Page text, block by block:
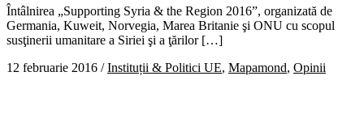
Întâlnirea „Supporting Syria & the Region 2016”, organizată de
Germania, Kuweit, Norvegia, Marea Britanie şi ONU cu scopul
susţinerii umanitare a Siriei şi a ţărilor […]
12 februarie 2016 /Instituții & Politici UE, Mapamond, Opinii